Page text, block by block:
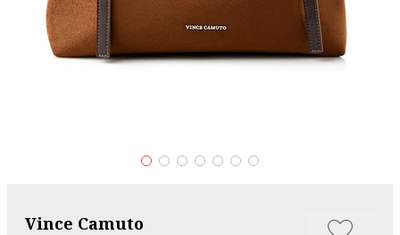
Vince Camuto